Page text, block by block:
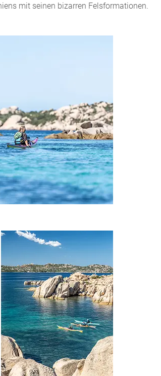
mit seinen bizarren Felsformationen.